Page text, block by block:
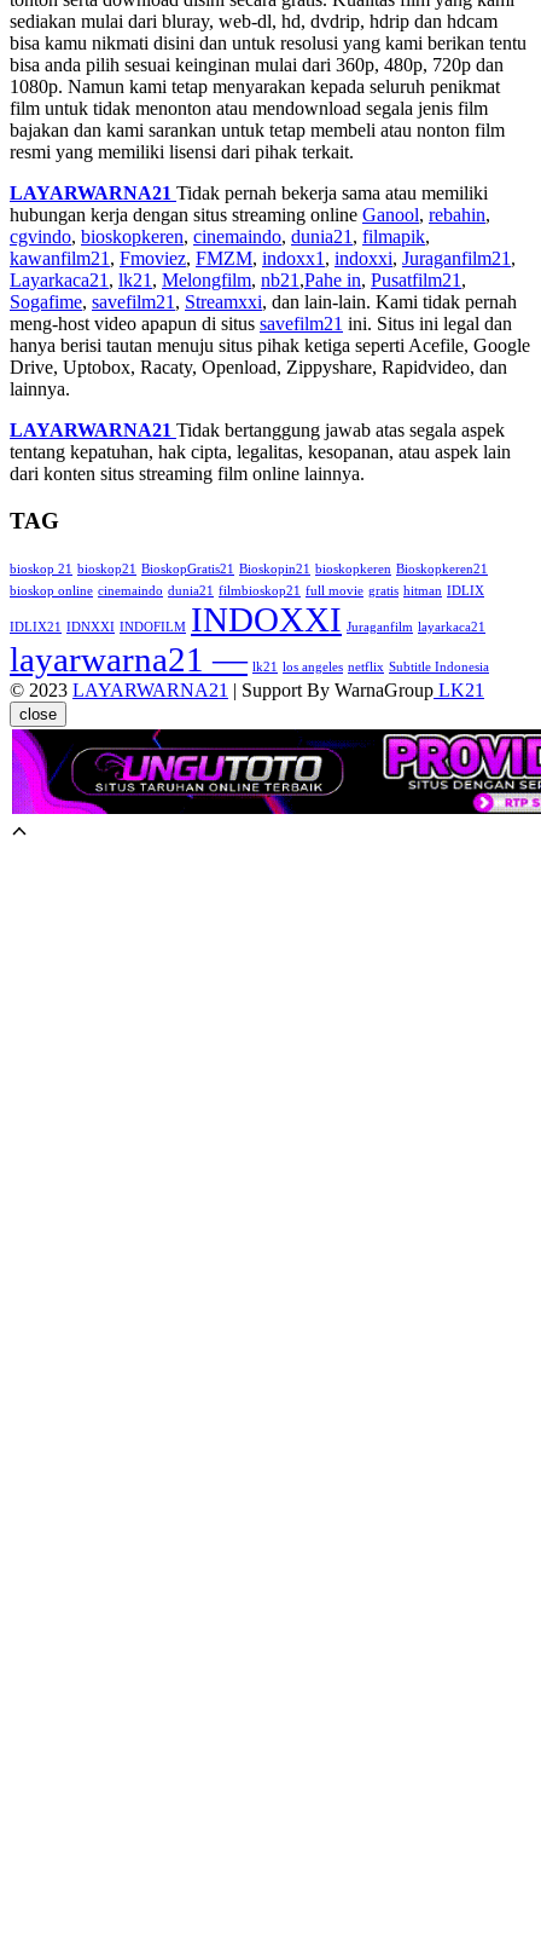
sediakan mulai dari bluray, web-dl, hd, dvdrip, hdrip dan hdcam
bisa kamu nikmati disini dan untuk resolusi yang kami berikan tentu
bisa anda pilih sesuai keinginan mulai dari 360p, 480p, 720p dan
1080p. Namun kami tetap menyarakan kepada seluruh penikmat
film untuk tidak menonton atau mendownload segala jenis film
bajakan dan kami sarankan untuk tetap membeli atau nonton film
resmi yang memiliki lisensi dari pihak terkait.
LAYARWARNA21 Tidak pernah bekerja sama atau memiliki
hubungan kerja dengan situs streaming online Ganool, rebahin,
cgvindo, bioskopkeren, cinemaindo, dunia21 , filmapik,
kawanfilm21 , Fmoviez, FMZM, indoxx1 , indoxxi, Juraganfilm21 ,
Layarkaca21 , lk21 , Melongfilm, nb21 ,Pahe in, Pusatfilm21 ,
Sogafime, savefilm21 , Streamxxi, dan lain-lain. Kami tidak pernah
meng-host video apapun di situs savefilm21 ini. Situs ini legal dan
hanya berisi tautan menuju situs pihak ketiga seperti Acefile, Google
Drive, Uptobox, Racaty, Openload, Zippyshare, Rapidvideo, dan
lainnya.
LAYARWARNA21 Tidak bertanggung jawab atas segala aspek
tentang kepatuhan, hak cipta, legalitas, kesopanan, atau aspek lain
dari konten situs streaming film online lainnya.
TAG
bioskop 21 bioskop21 BioskopGratis21 Bioskopin21 bioskopkeren Bioskopkeren21
bioskop online cinemaindo dunia21 filmbioskop21 full movie gratis hitman IDLIX
IDLIX21 IDNXXI INDOFILM INDOXXI Juraganfilm layarkaca21
layarwarna21 — lk21 los angeles netflix Subtitle Indonesia
© 2023 LAYARWARNA21 | Support By WarnaGroup LK21
close